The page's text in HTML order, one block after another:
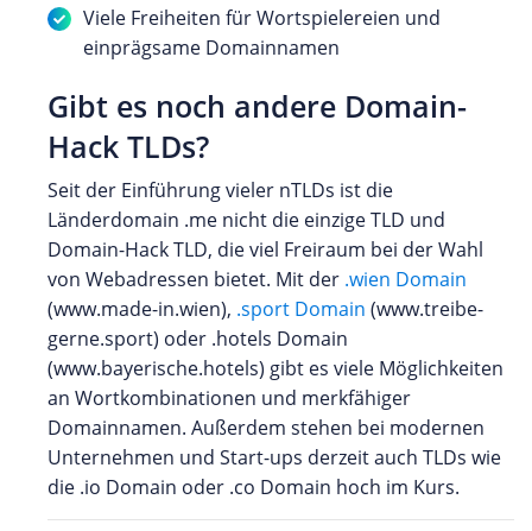
Viele Freiheiten für Wortspielereien und
einprägsame Domainnamen
Gibt es noch andere Domain-
Hack TLDs?
Seit der Einführung vieler nTLDs ist die
Länderdomain .me nicht die einzige TLD und
Domain-Hack TLD, die viel Freiraum bei der Wahl
von Webadressen bietet. Mit der .wien Domain
(www.made-in.wien), .sport Domain (www.treibe-
gerne.sport) oder .hotels Domain
(www.bayerische.hotels) gibt es viele Möglichkeiten
an Wortkombinationen und merkfähiger
Domainnamen. Außerdem stehen bei modernen
Unternehmen und Start-ups derzeit auch TLDs wie
die .io Domain oder .co Domain hoch im Kurs.